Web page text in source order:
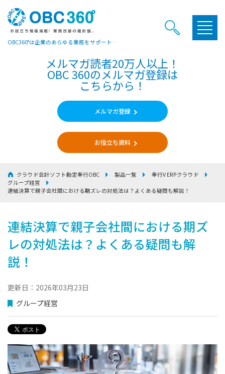
OBC360°は企業のあらゆる業務をサポートするヒントやお役立ち情報をご提供しています
メルマガ読者20万人以上！
OBC 360のメルマガ登録は
こちらから！
メルマガ登録
お役立ち資料
クラウド会計ソフト勘定奉行OBC 製品一覧
奉行V ERPクラウド
グループ経営
連結決算で親子会社間における期ズレの対処法は？よくある疑問も解説！
連結決算で親子会社間における期ズ
レの対処法は？よくある疑問も解
説！
更新日：2026年03月23日
グループ経営